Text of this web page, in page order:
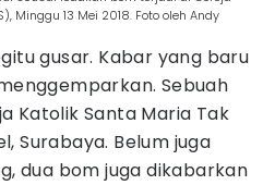
Minggu 13 Mei 2018. Foto oleh Andy
gusar. Kabar yang baru
Sebuah
Katolik Santa Maria Tak
Surabaya. Belum juga
dua bom juga dikabarkan